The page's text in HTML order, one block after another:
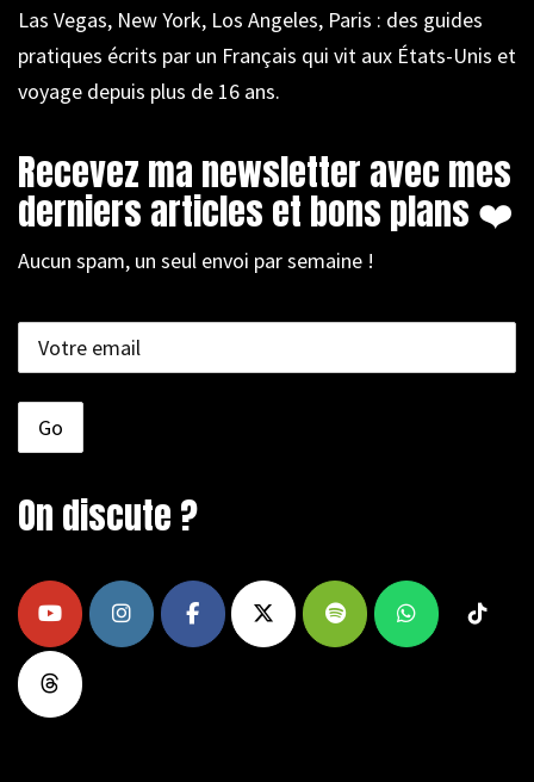
Las Vegas, New York, Los Angeles, Paris : des guides
pratiques écrits par un Français qui vit aux États-Unis et
voyage depuis plus de 16 ans.
Recevez ma newsletter avec mes
derniers articles et bons plans ❤️
Aucun spam, un seul envoi par semaine !
On discute ?